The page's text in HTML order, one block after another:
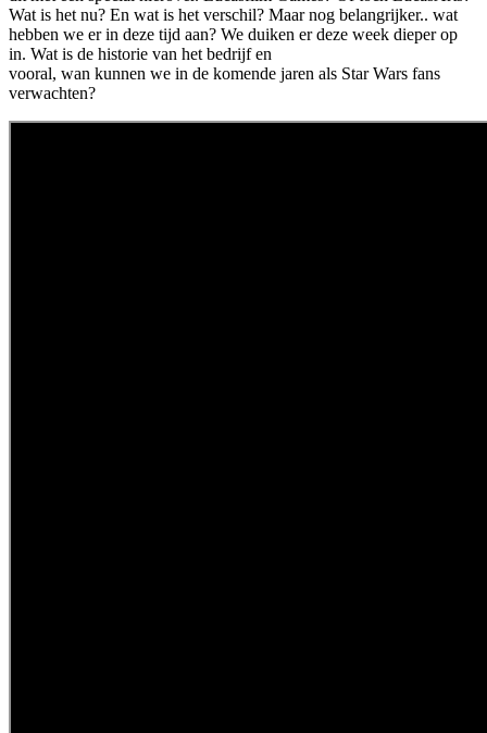
Wat is het nu? En wat is het verschil? Maar nog belangrijker.. wat
hebben we er in deze tijd aan? We duiken er deze week dieper op
in. Wat is de historie van het bedrijf en
vooral, wan kunnen we in de komende jaren als Star Wars fans
verwachten?